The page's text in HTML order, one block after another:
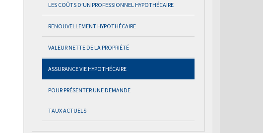
LES COÛTS D’UN PROFESSIONNEL HYPOTHÉCAIRE
RENOUVELLEMENT HYPOTHÉCAIRE
VALEUR NETTE DE LA PROPRIÉTÉ
ASSURANCE VIE HYPOTHÉCAIRE
POUR PRÉSENTER UNE DEMANDE
TAUX ACTUELS